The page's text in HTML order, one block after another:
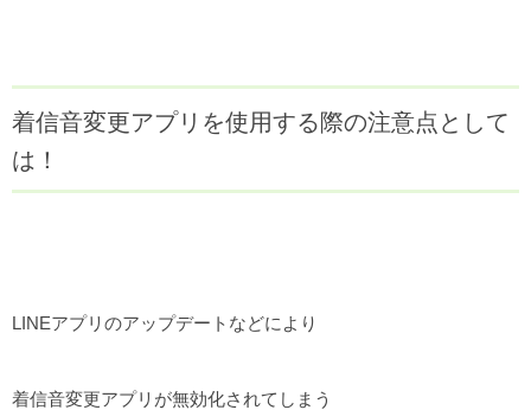
着信音変更アプリを使用する際の注意点として
は！
LINEアプリのアップデートなどにより
着信音変更アプリが無効化されてしまう